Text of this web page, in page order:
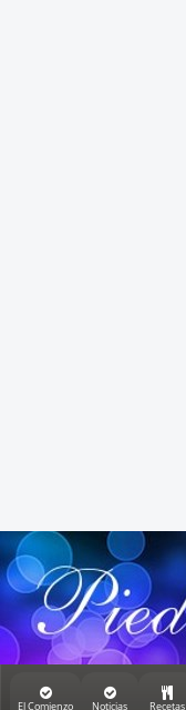
El Comienzo Noticias Recetas